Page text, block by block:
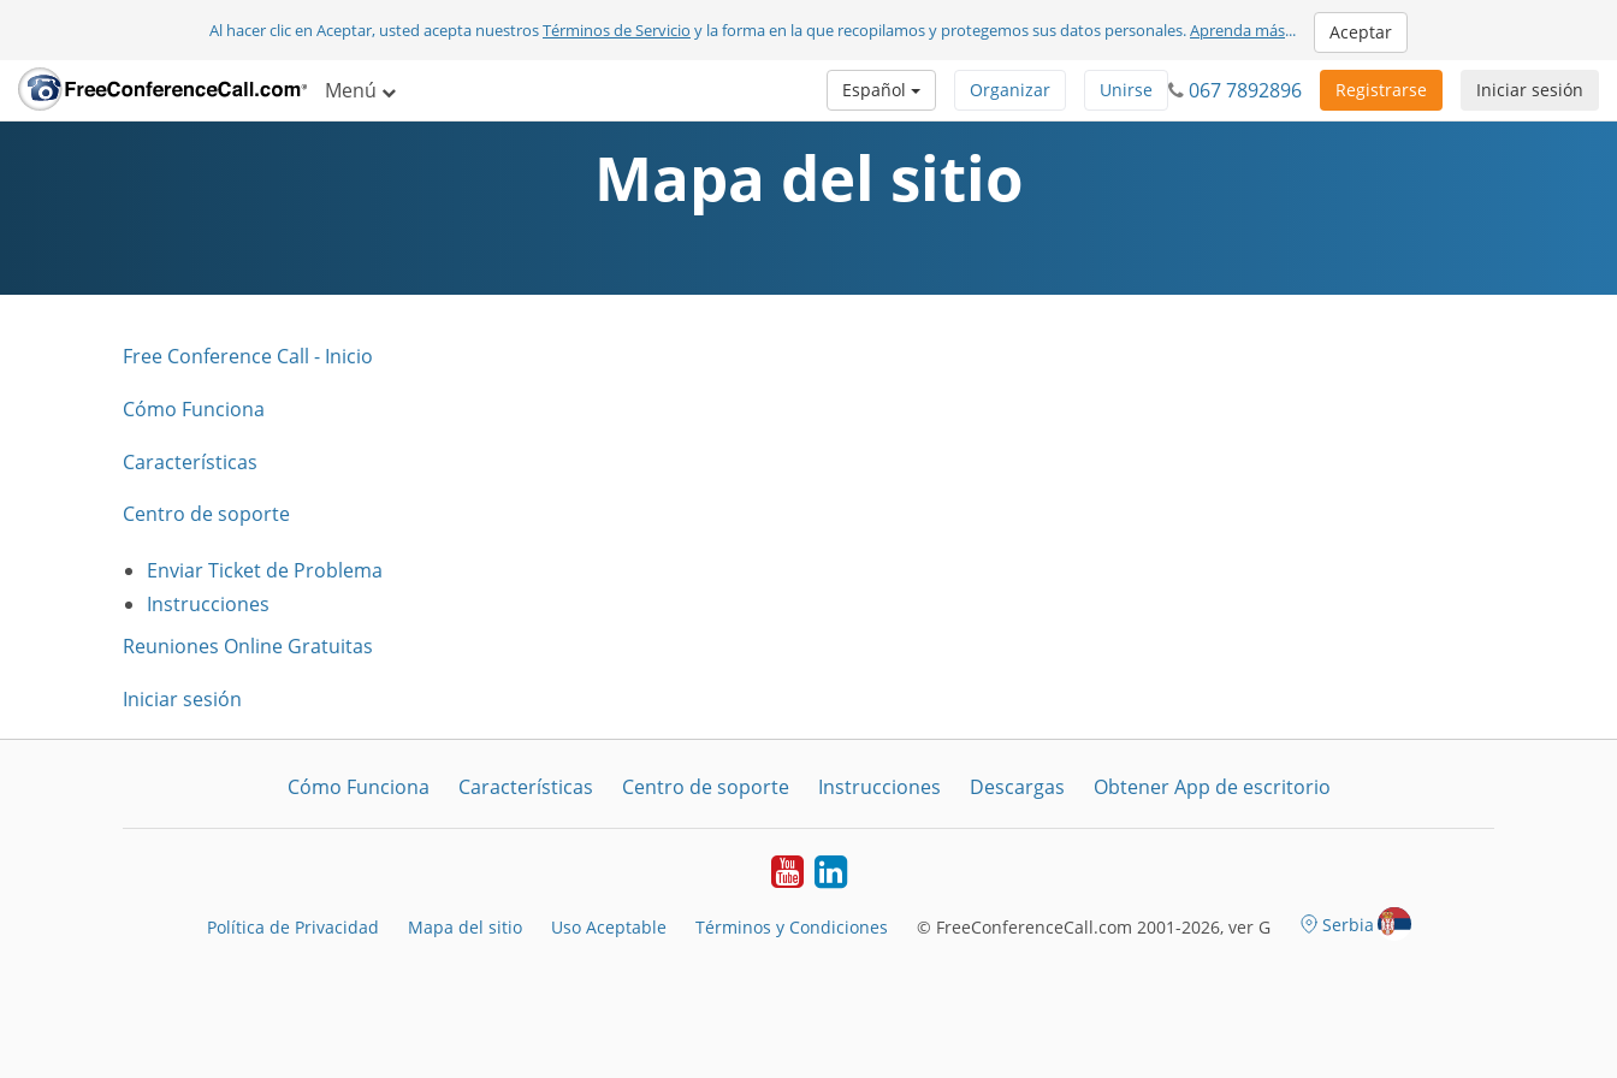
Al hacer clic en Aceptar, usted acepta nuestrosTérminos de Servicio y la forma en la que recopilamos y protegemos sus datos personales.Aprenda más... Aceptar
Menú Iniciar sesión
Registrarse
067 7892896
Unirse
Organizar
Español
Mapa del sitio
Free Conference Call - Inicio
Cómo Funciona
Características
Centro de soporte
Enviar Ticket de Problema
Instrucciones
Reuniones Online Gratuitas
Iniciar sesión
Cómo Funciona Características Centro de soporte Instrucciones Descargas Obtener App de escritorio
YouTubeLinkedIn
Política de Privacidad Mapa del sitio Uso Aceptable Términos y Condiciones © FreeConferenceCall.com 2001-2026, ver G Serbia